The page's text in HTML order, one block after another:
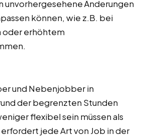
unvorhergesehene Änderungen
können, wie z.B. bei
oder erhöhtem
und Nebenjobber in
der begrenzten Stunden
flexibel sein müssen als
jede Art von Job in der